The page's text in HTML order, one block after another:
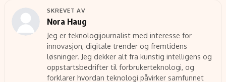
SKREVET AV
Nora Haug
Jeg er teknologijournalist med interesse for
innovasjon, digitale trender og fremtidens
løsninger. Jeg dekker alt fra kunstig intelligens og
oppstartsbedrifter til forbrukerteknologi, og
forklarer hvordan teknologi påvirker samfunnet